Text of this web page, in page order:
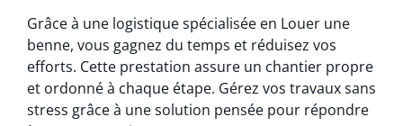
Grâce à une logistique spécialisée en Louer une
benne, vous gagnez du temps et réduisez vos
efforts. Cette prestation assure un chantier propre
et ordonné à chaque étape. Gérez vos travaux sans
stress grâce à une solution pensée pour répondre